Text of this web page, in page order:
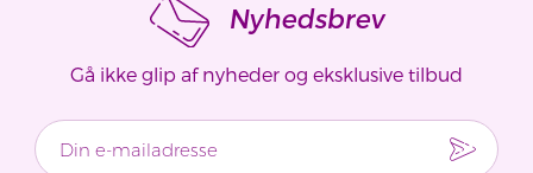
Nyhedsbrev
Gå ikke glip af nyheder og eksklusive tilbud